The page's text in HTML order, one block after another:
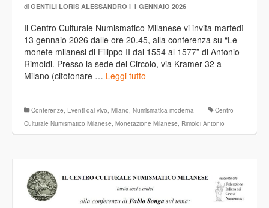
di GENTILI LORIS ALESSANDRO il 1 GENNAIO 2026
Il Centro Culturale Numismatico Milanese vi invita martedì
13 gennaio 2026 dalle ore 20.45, alla conferenza su “Le
monete milanesi di Filippo II dal 1554 al 1577” di Antonio
Rimoldi. Presso la sede del Circolo, via Kramer 32 a
Milano (citofonare … Leggi tutto
Conferenze, Eventi dal vivo, Milano, Numismatica moderna
Centro
Culturale Numismatico Milanese, Monetazione Milanese, Rimoldi Antonio